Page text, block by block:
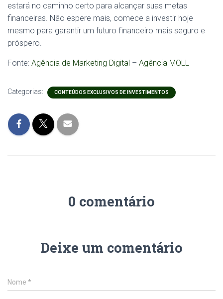
estará no caminho certo para alcançar suas metas
financeiras. Não espere mais, comece a investir hoje
mesmo para garantir um futuro financeiro mais seguro e
próspero.
Fonte: Agência de Marketing Digital – Agência MOLL
Categorias: CONTEÚDOS EXCLUSIVOS DE INVESTIMENTOS
0 comentário
Deixe um comentário
Nome *